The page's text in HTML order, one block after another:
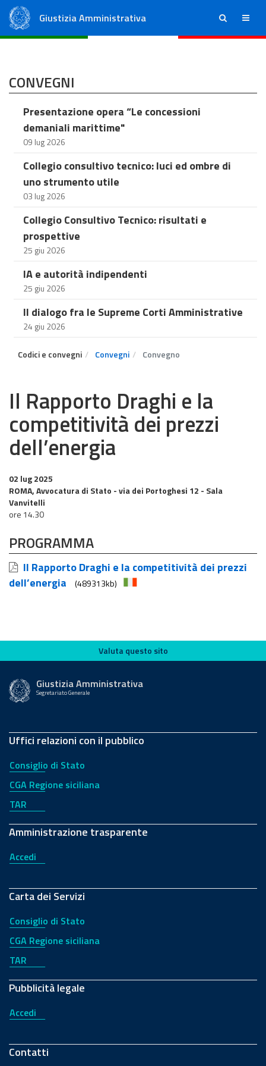
Giustizia Amministrativa ricerca menu
CONVEGNI
Presentazione opera “Le concessioni
demaniali marittime"
09 lug 2026
Collegio consultivo tecnico: luci ed ombre di
uno strumento utile
03 lug 2026
Collegio Consultivo Tecnico: risultati e
prospettive
25 giu 2026
IA e autorità indipendenti
25 giu 2026
Il dialogo fra le Supreme Corti Amministrative
24 giu 2026
Codici e convegni Convegni Convegno
Il Rapporto Draghi e la
competitività dei prezzi
dell’energia
02 lug 2025
ROMA, Avvocatura di Stato - via dei Portoghesi 12 - Sala
Vanvitelli
ore 14.30
PROGRAMMA
Il Rapporto Draghi e la competitività dei prezzi
dell’energia
(489313kb)
Valuta questo sito
Valuta questo sito
Giustizia Amministrativa
Segretariato Generale
Uffici relazioni con il pubblico
Consiglio di Stato
CGA Regione siciliana
TAR
Amministrazione trasparente
Accedi
Carta dei Servizi
Consiglio di Stato
CGA Regione siciliana
TAR
Pubblicità legale
Accedi
Contatti